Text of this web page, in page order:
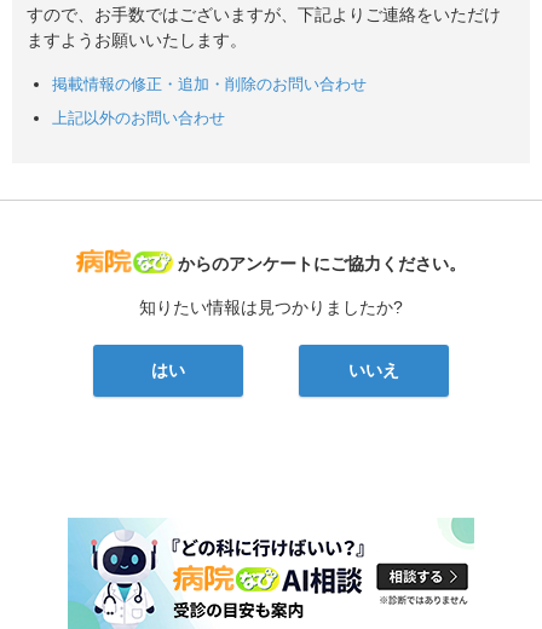
すので、お手数ではございますが、下記よりご連絡をいただけ
ますようお願いいたします。
掲載情報の修正・追加・削除のお問い合わせ
上記以外のお問い合わせ
病院なび
からのアンケートにご協力ください。
知りたい情報は見つかりましたか?
はい いいえ